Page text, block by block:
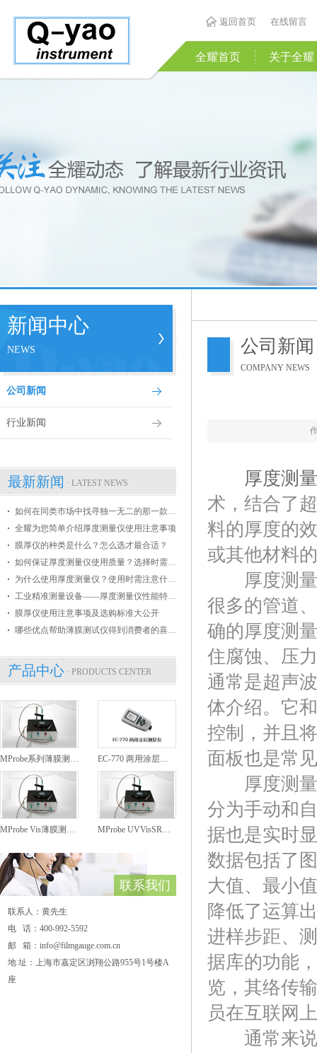
返回首页 在线留言
全耀首页 关于全耀
新闻中心
NEWS
公司新闻
行业新闻
最新新闻 · LATEST NEWS
如何在同类市场中找寻独一无二的那一款膜厚仪
全耀为您简单介绍厚度测量仪使用注意事项
膜厚仪的种类是什么？怎么选才最合适？
如何保证厚度测量仪使用质量？选择时需掌握哪些条件？
为什么使用厚度测量仪？使用时需注意什么？
工业精准测量设备——厚度测量仪性能特点介绍
膜厚仪使用注意事项及选购标准大公开
哪些优点帮助薄膜测试仪得到消费者的喜爱？
产品中心 · PRODUCTS CENTER
MProbe系列薄膜测厚仪 EC-770 两用涂层测厚仪
MProbe Vis薄膜测厚仪 MProbe UVVisSR薄膜测厚仪
联系我们
联系人：黄先生
电 话：400-992-5592
邮 箱：info@filmgauge.com.cn
地 址：上海市嘉定区浏翔公路955号1号楼A
座
公司新闻
COMPANY NEWS
厚度测
术，结合了
料的厚度的
或其他材料
厚度测量
很多的管道
确的厚度测
住腐蚀、压
通常是超声
体介绍。它
控制，并且
面板也是常
厚度测量
分为手动和
据也是实时
数据包括了
大值、最小
降低了运算
进样步距、
据库的功能
览，其络传
员在互联网
通常来说